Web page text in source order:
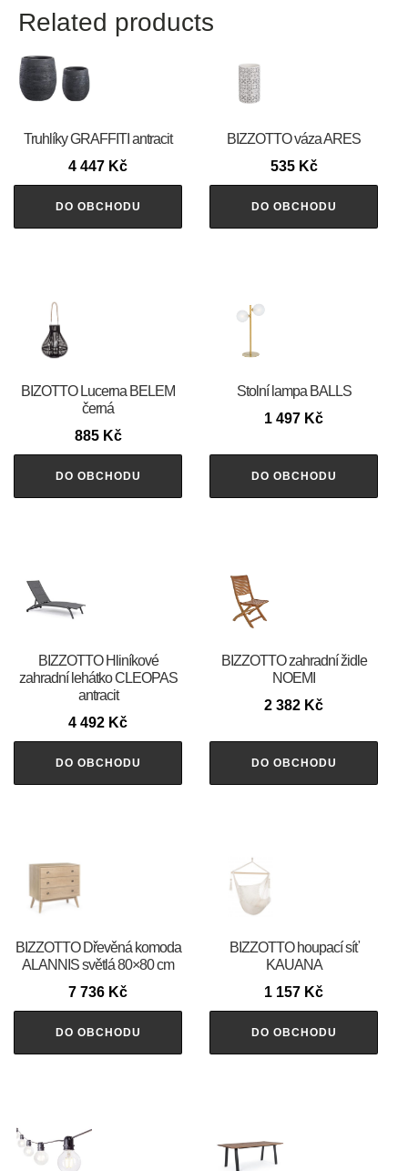
Related products
Truhlíky GRAFFITI antracit
4 447 Kč
DO OBCHODU
BIZZOTTO váza ARES
535 Kč
DO OBCHODU
BIZOTTO Lucerna BELEM
černá
885 Kč
DO OBCHODU
Stolní lampa BALLS
1 497 Kč
DO OBCHODU
BIZZOTTO Hliníkové
zahradní lehátko CLEOPAS
antracit
4 492 Kč
DO OBCHODU
BIZZOTTO zahradní židle
NOEMI
2 382 Kč
DO OBCHODU
BIZZOTTO Dřevěná komoda
ALANNIS světlá 80×80 cm
7 736 Kč
DO OBCHODU
BIZZOTTO houpací síť
KAUANA
1 157 Kč
DO OBCHODU